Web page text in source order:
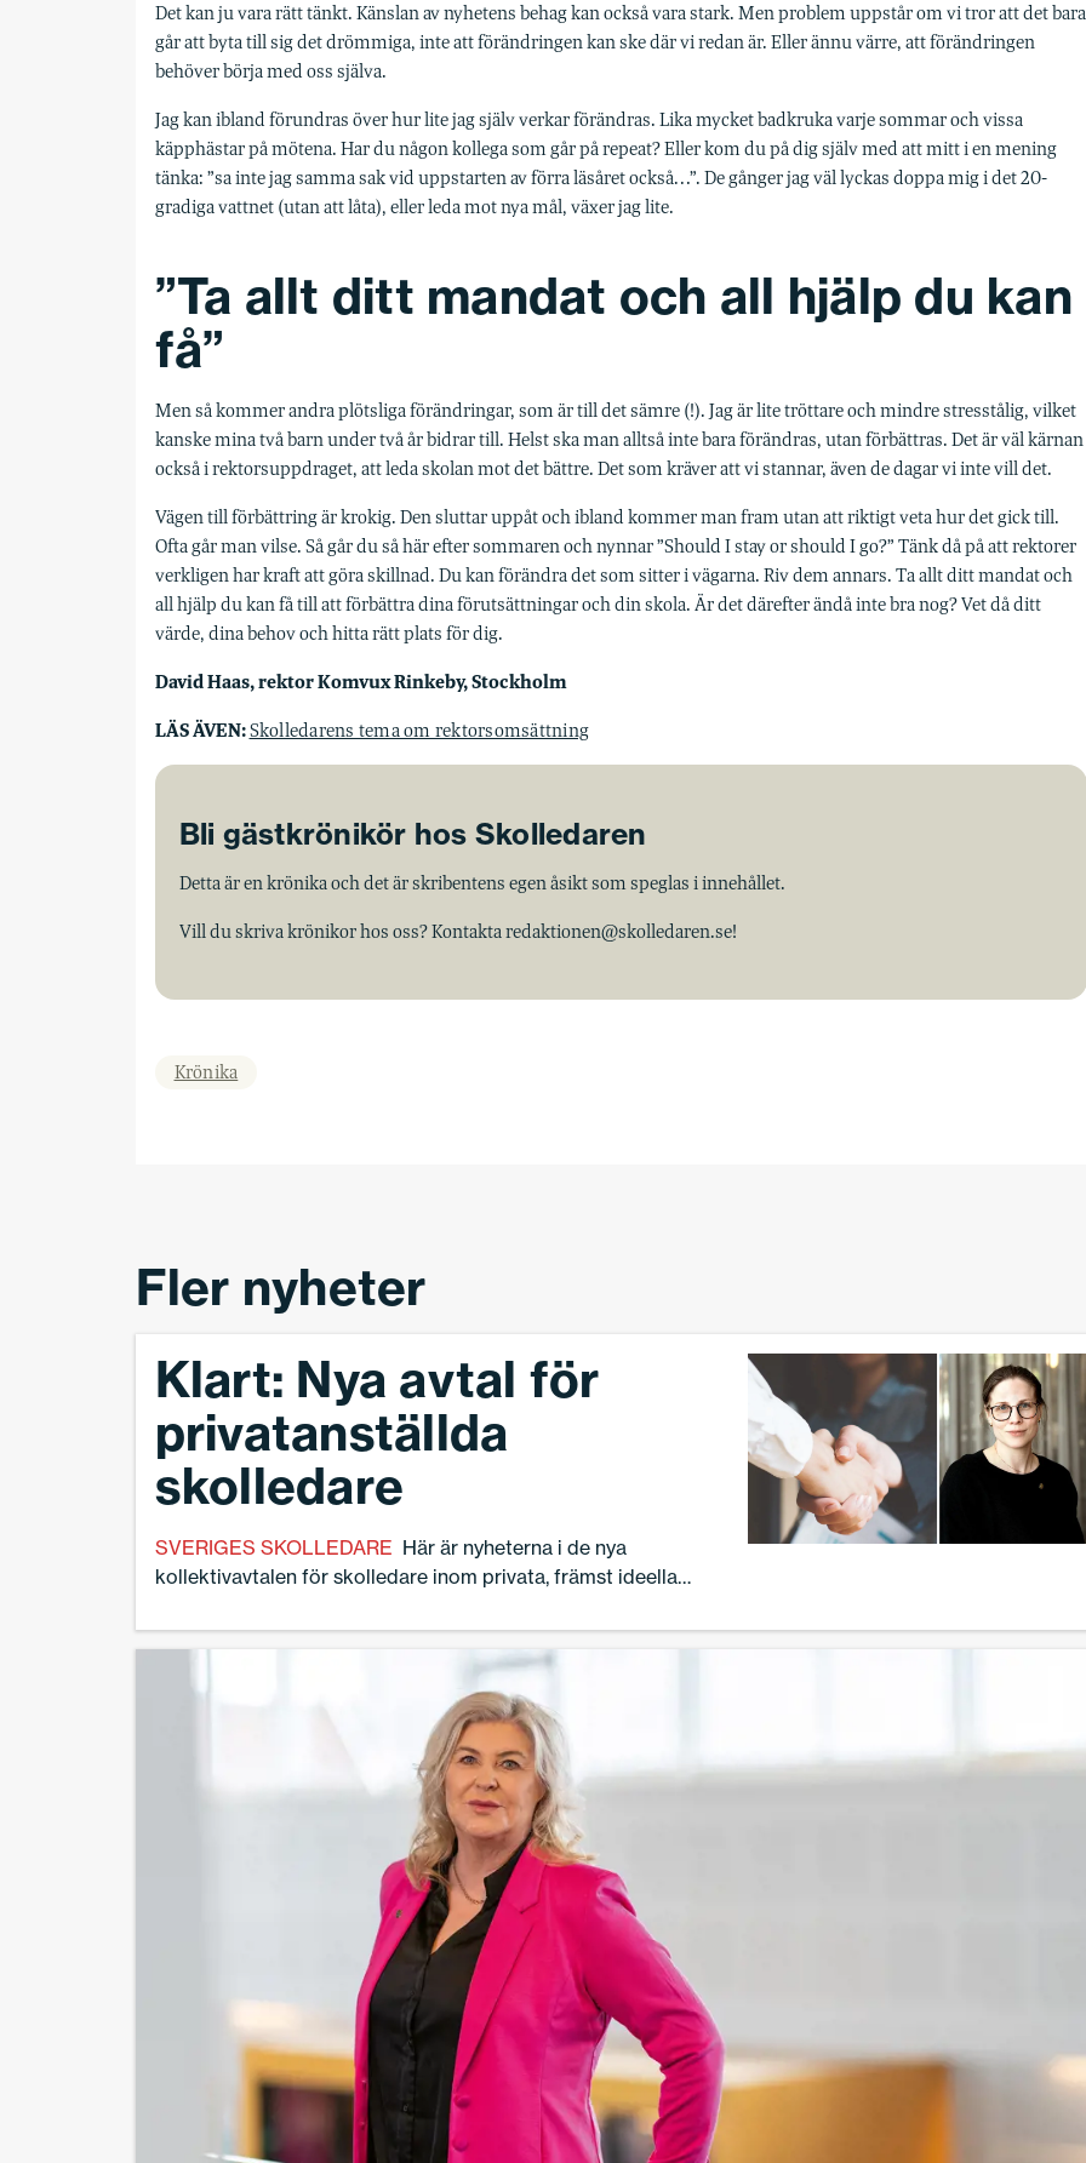
Det kan ju vara rätt tänkt. Känslan av nyhetens behag kan också vara stark. Men problem uppstår om vi tror att det bara
går att byta till sig det drömmiga, inte att förändringen kan ske där vi redan är. Eller ännu värre, att förändringen
behöver börja med oss själva.
Jag kan ibland förundras över hur lite jag själv verkar förändras. Lika mycket badkruka varje sommar och vissa
käpphästar på mötena. Har du någon kollega som går på repeat? Eller kom du på dig själv med att mitt i en mening
tänka: ”sa inte jag samma sak vid uppstarten av förra läsåret också…”. De gånger jag väl lyckas doppa mig i det 20-
gradiga vattnet (utan att låta), eller leda mot nya mål, växer jag lite.
”Ta allt ditt mandat och all hjälp du kan
få”
Men så kommer andra plötsliga förändringar, som är till det sämre (!). Jag är lite tröttare och mindre stresstålig, vilket
kanske mina två barn under två år bidrar till. Helst ska man alltså inte bara förändras, utan förbättras. Det är väl kärnan
också i rektorsuppdraget, att leda skolan mot det bättre. Det som kräver att vi stannar, även de dagar vi inte vill det.
Vägen till förbättring är krokig. Den sluttar uppåt och ibland kommer man fram utan att riktigt veta hur det gick till.
Ofta går man vilse. Så går du så här efter sommaren och nynnar ”Should I stay or should I go?” Tänk då på att rektorer
verkligen har kraft att göra skillnad. Du kan förändra det som sitter i vägarna. Riv dem annars. Ta allt ditt mandat och
all hjälp du kan få till att förbättra dina förutsättningar och din skola. Är det därefter ändå inte bra nog? Vet då ditt
värde, dina behov och hitta rätt plats för dig.
David Haas, rektor Komvux Rinkeby, Stockholm
LÄS ÄVEN:Skolledarens tema om rektorsomsättning
Bli gästkrönikör hos Skolledaren
Detta är en krönika och det är skribentens egen åsikt som speglas i innehållet.
Vill du skriva krönikor hos oss? Kontakta redaktionen@skolledaren.se!
Krönika
Fler nyheter
Klart: Nya avtal för
privatanställda
skolledare
SVERIGES SKOLLEDARE Här är nyheterna i de nya
kollektivavtalen för skolledare inom privata, främst ideella